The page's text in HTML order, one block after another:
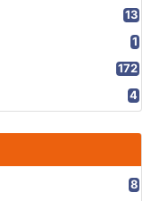
13
1
172
4
8